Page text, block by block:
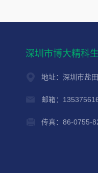
深圳市博大精科
地址：深圳市盐
邮箱：
传真：86-0755-